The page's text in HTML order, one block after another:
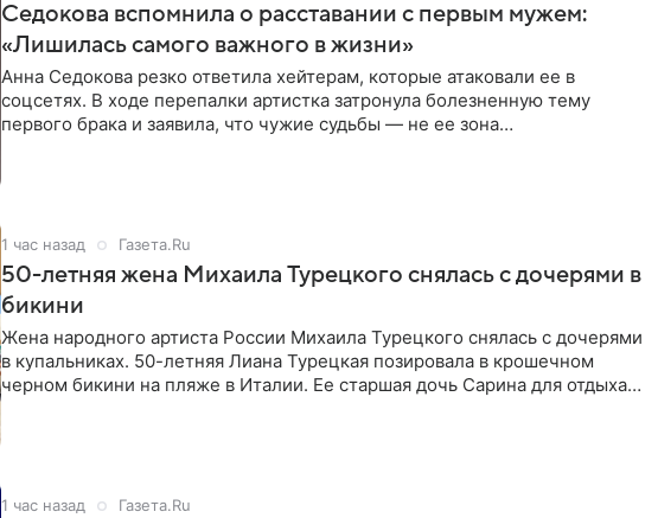
Седокова вспомнила о расставании с первым мужем:
«Лишилась самого важного в жизни»
Анна Седокова резко ответила хейтерам, которые атаковали ее в
соцсетях. В ходе перепалки артистка затронула болезненную тему
первого брака и заявила, что чужие судьбы — не ее зона
1 час назад Газета.Ru
50-летняя жена Михаила Турецкого снялась с дочерями в
бикини
Жена народного артиста России Михаила Турецкого снялась с дочерями
в купальниках. 50-летняя Лиана Турецкая позировала в крошечном
черном бикини на пляже в Италии. Ее старшая дочь Сарина для отдыха
1 час назад Газета.Ru